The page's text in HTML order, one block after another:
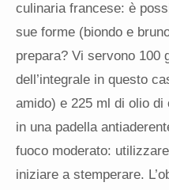
culinaria francese: è
sue forme (biondo e
prepara? Vi servono 100
dell’integrale in questo
amido) e 225 ml di olio
in una padella
fuoco moderato:
iniziare a stemperare.